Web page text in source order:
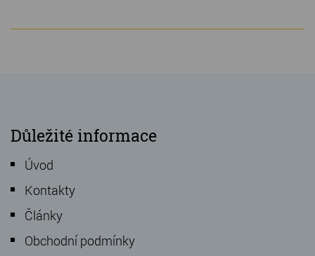
Důležité informace
Úvod
Kontakty
Články
Obchodní podmínky